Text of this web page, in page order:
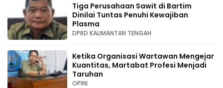
Tiga Perusahaan Sawit di Bartim
Dinilai Tuntas Penuhi Kewajiban
Plasma
DPRD KALIMANTAN TENGAH
Ketika Organisasi Wartawan Mengejar
Kuantitas, Martabat Profesi Menjadi
Taruhan
OPINI